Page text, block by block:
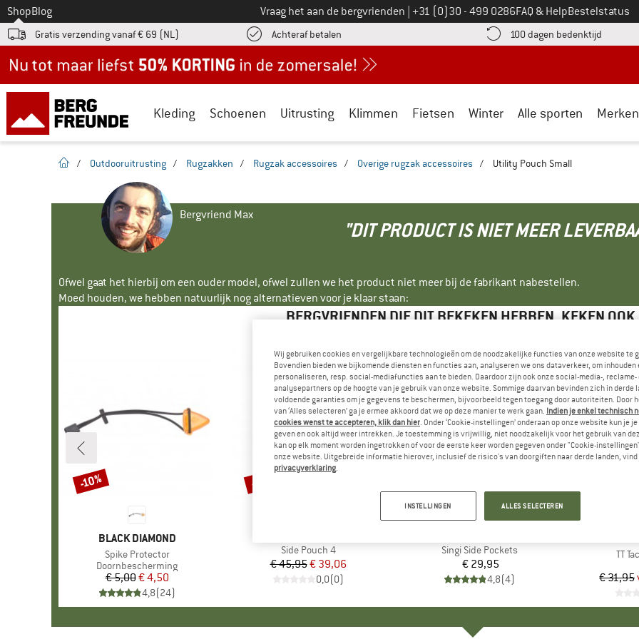
Naar
ShopBlog Vraag het aan de bergvrienden Bel ons op
+31 (0)30 - 499 0286FAQ & HelpBestelstatus
Gratis verzending vanaf € 69 (NL) Achteraf betalen vind de betalingsinformatie hier! Opent in een infovak
100 dagen bedenktijd Vind
Kleding Schoenen Uitrusting Klimmen Fietsen Winter Alle sporten Merken
Startpagina
/ Outdooruitrusting / Rugzakken / Rugzak accessoires / Overige rugzak accessoires / Utility Pouch Small
Bergvriend Max
"DIT PRODUCT IS NIET MEER
Ofwel gaat het hierbij om een ouder model, ofwel zullen we het product niet meer bij de fabrikant nabestellen.
Moed houden, we hebben natuurlijk nog alternatieven voor je klaar staan:
BERGVRIENDEN DIE DIT BEKEKEN HEBBEN, KEKEN OOK
MERK
BLACK DIAMOND
Artikel
Spike Protector
Productgroep
Doornbescherming
Prijs
€ 5,00Verlaagde prijs
€ 4,50
4,8(24)
Korting
-10%
Artikel
Side Pouch 4
Prijs
€ 45,95Verlaagde prijs
€ 39,06
0,0(0)
Korting
-15%
Artikel
Singi Side Pockets
Prijs
€ 29,95
4,8(4)
Artikel
TT
€ 31,95
Wij gebruiken cookies en vergelijkbare technologieën om de noodzakelijke functies van onze website te
Bovendien bieden we bijkomende diensten en functies aan, analyseren we ons dataverkeer, om inhouden
personaliseren, resp. social-mediafuncties aan te bieden. Daardoor zijn ook onze social-media-, reclame-
analysepartners op de hoogte van je gebruik van onze website. Sommige daarvan bevinden zich in derde
voldoende garanties om je gegevens te beschermen, bijvoorbeeld tegen toegang door autoriteiten. Door
van ‘Alles selecteren’ ga je ermee akkoord dat we op deze manier te werk gaan. Indien je enkel technisch
cookies wenst te accepteren, klik dan hier. Onder ‘Cookie-instellingen’ onderaan op onze website kun je
geven en ook altijd weer intrekken. Je toestemming is vrijwillig, niet noodzakelijk voor het gebruik van
kan op elk moment worden ingetrokken of voor de eerste keer worden gegeven onder "Cookie-
onze website. Uitgebreide informatie hierover, inclusief de risico's van doorgiften naar derde landen, vind
privacyverklaring.
INSTELLINGEN ALLES SELECTEREN